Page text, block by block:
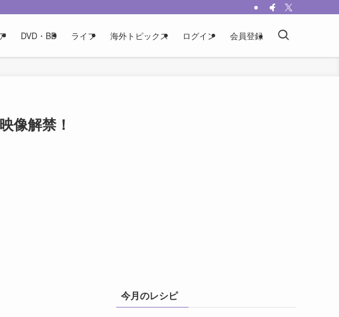
DVD・BD ライフ 海外トピックス ログイン 会員登録
像解禁！
今月のレシピ